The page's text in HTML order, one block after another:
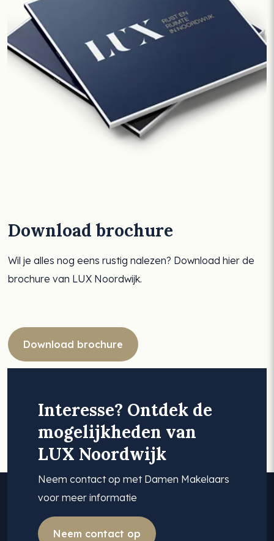
Download brochure
Wil je alles nog eens rustig nalezen? Download hier de
brochure van LUX Noordwijk.
Download brochure
Interesse? Ontdek de
mogelijkheden van
LUX Noordwijk
Neem contact op met Damen Makelaars
voor meer informatie
Neem contact op